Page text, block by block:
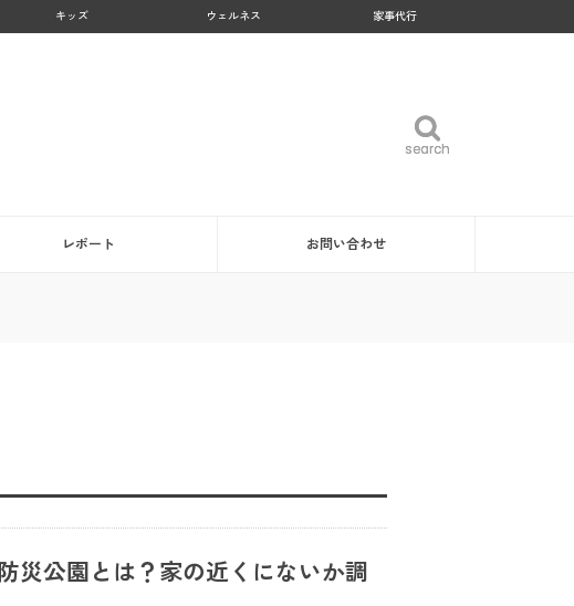
キッズ ウェルネス 家事代行
search
search
レポート お問い合わせ
災公園とは？家の近くにないか調